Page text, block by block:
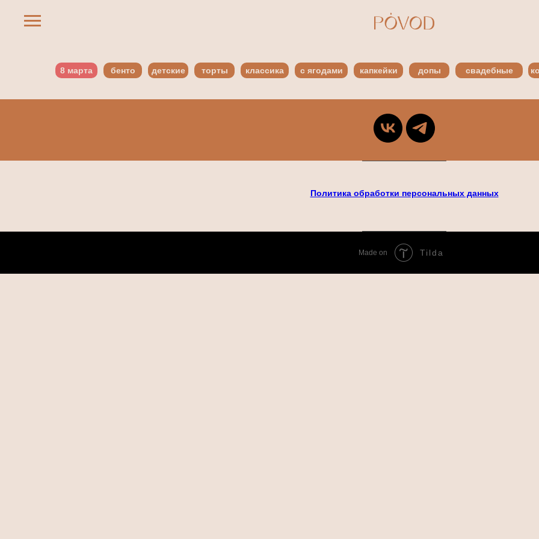
бенто
8 марта торты свадебные
капкейки
классика
детские допы
с ягодами
Политика обработки персональных данных
Made on Tilda